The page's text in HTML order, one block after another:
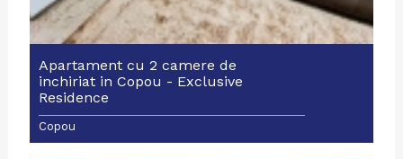
Apartament cu 2 camere de
inchiriat in Copou - Exclusive
Residence
Copou